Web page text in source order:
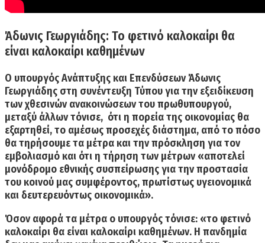
Άδωνις Γεωργιάδης: Το φετινό καλοκαίρι θα
είναι καλοκαίρι καθημένων
Ο υπουργός Ανάπτυξης και Επενδύσεων Άδωνις
Γεωργιάδης στη συνέντευξη Τύπου για την εξειδίκευση
των χθεσινών ανακοινώσεων του πρωθυπουργού,
μεταξύ άλλων τόνισε, ότιη πορεία της οικονομίας θα
εξαρτηθεί,το αμέσως προσεχές διάστημα, από το πόσο
θα τηρήσουμε τα μέτρακαι την πρόσκληση για τον
εμβολιασμό και ότι η τήρηση των μέτρων «αποτελεί
μονόδρομο εθνικής συσπείρωσης για την προστασία
του κοινού μας συμφέροντος, πρωτίστως υγειονομικά
και δευτερευόντως οικονομικά».
Όσον αφορά τα μέτρα ο υπουργός τόνισε: «το φετινό
καλοκαίρι θα είναι καλοκαίρι καθημένων. Η πανδημία